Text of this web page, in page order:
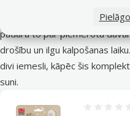
izturīgām gumijas rotaļlietām
padara to par piemērotu
drošību un ilgu kalpošanas
divi iemesli, kāpēc šis
suni.